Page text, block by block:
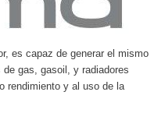
es capaz de generar el mismo
gas, gasoil, y radiadores
rendimiento y al uso de la